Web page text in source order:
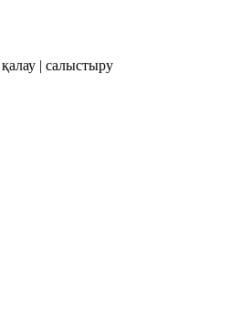
қалау | салыстыру